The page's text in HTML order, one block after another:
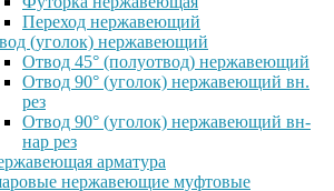
Переход нержавеющий
(уголок) нержавеющий
Отвод 45° (полуотвод) нержавеющий
Отвод 90° (уголок) нержавеющий вн.
рез
Отвод 90° (уголок) нержавеющий вн-
нар рез
арматура
нержавеющие муфтовые